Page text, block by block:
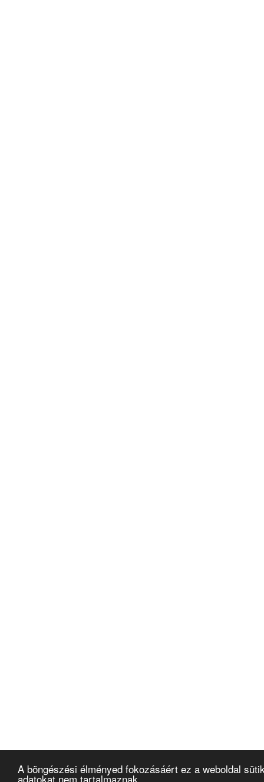
A böngészési élményed fokozásáért ez a weboldal
adatokat nem tartalmaznak.